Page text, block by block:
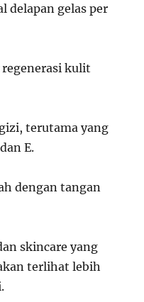
delapan gelas per
regenerasi kulit
terutama yang
E.
dengan tangan
skincare yang
terlihat lebih